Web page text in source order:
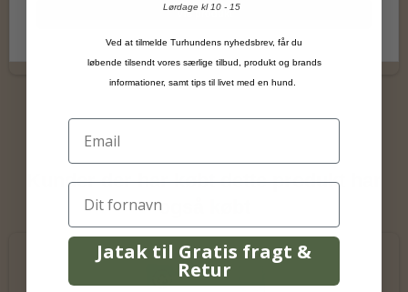
Vis produkt
Kunder der har købt dette produkt har
også købt
Lørdage kl 10 - 15
Ved at tilmelde Turhundens nyhedsbrev, får du
løbende tilsendt vores særlige tilbud, produkt og brands
informationer, samt tips til livet med en hund.
Jatak til Gratis fragt &
Retur